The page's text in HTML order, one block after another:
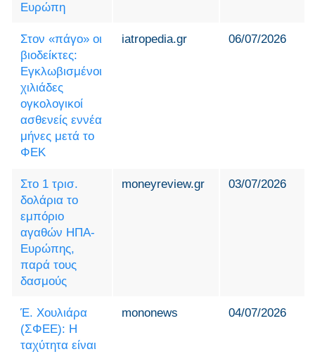
Ευρώπη
Στον «πάγο» οι
βιοδείκτες:
Εγκλωβισμένοι
χιλιάδες
ογκολογικοί
ασθενείς εννέα
μήνες μετά το
ΦΕΚ
iatropedia.gr 06/07/2026
Στο 1 τρισ.
δολάρια το
εμπόριο
αγαθών ΗΠΑ-
Ευρώπης,
παρά τους
δασμούς
moneyreview.gr 03/07/2026
Έ. Χουλιάρα
(ΣΦΕΕ): Η
ταχύτητα είναι
mononews 04/07/2026